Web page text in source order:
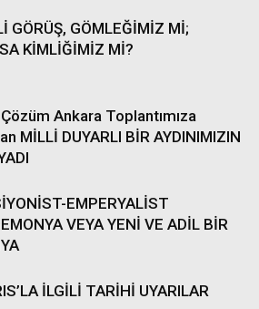
GÖRÜŞ, GÖMLEĞİMİZ Mİ;
KİMLİĞİMİZ Mİ?
Ankara Toplantımıza
MİLLİ DUYARLI BİR AYDINIMIZIN
EMPERYALİST
VEYA YENİ VE ADİL BİR
İLGİLİ TARİHİ UYARILAR